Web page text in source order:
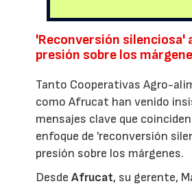
'Reconversión silenciosa'
presión sobre los
Tanto Cooperativas Agro-
como Afrucat han venido
mensajes clave que
enfoque de 'reconversión
presión sobre los márgenes.
DesdeAfrucat, su gerente,